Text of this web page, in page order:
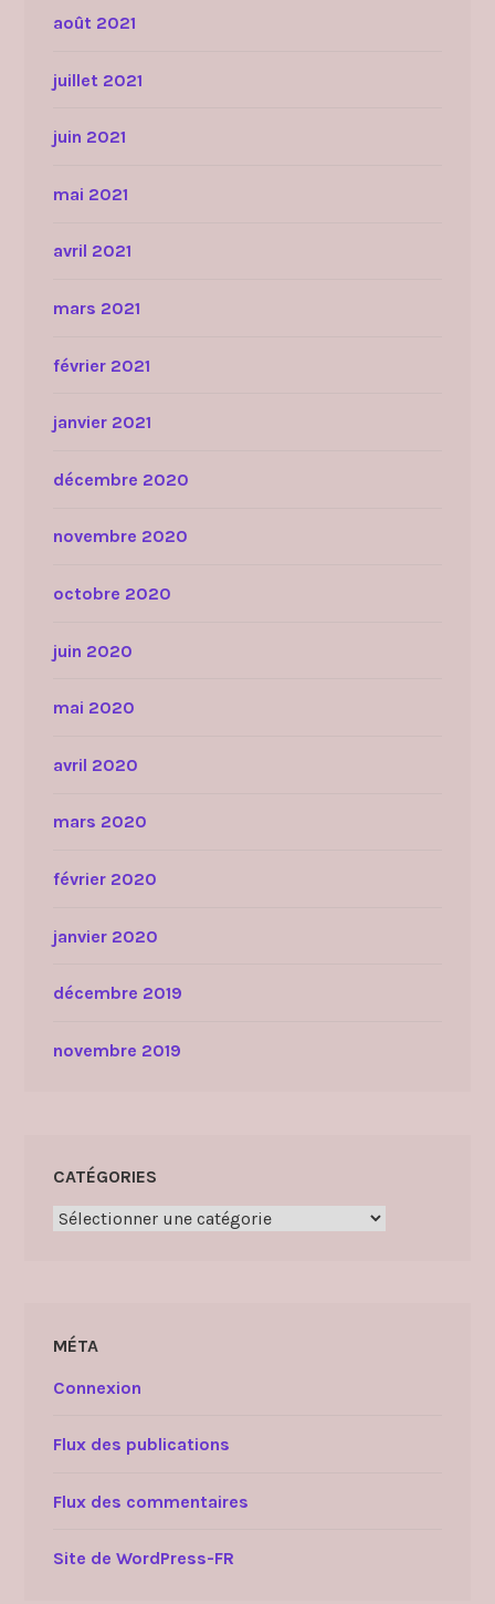
août 2021
juillet 2021
juin 2021
mai 2021
avril 2021
mars 2021
février 2021
janvier 2021
décembre 2020
novembre 2020
octobre 2020
juin 2020
mai 2020
avril 2020
mars 2020
février 2020
janvier 2020
décembre 2019
novembre 2019
CATÉGORIES
Catégories
MÉTA
Connexion
Flux des publications
Flux des commentaires
Site de WordPress-FR